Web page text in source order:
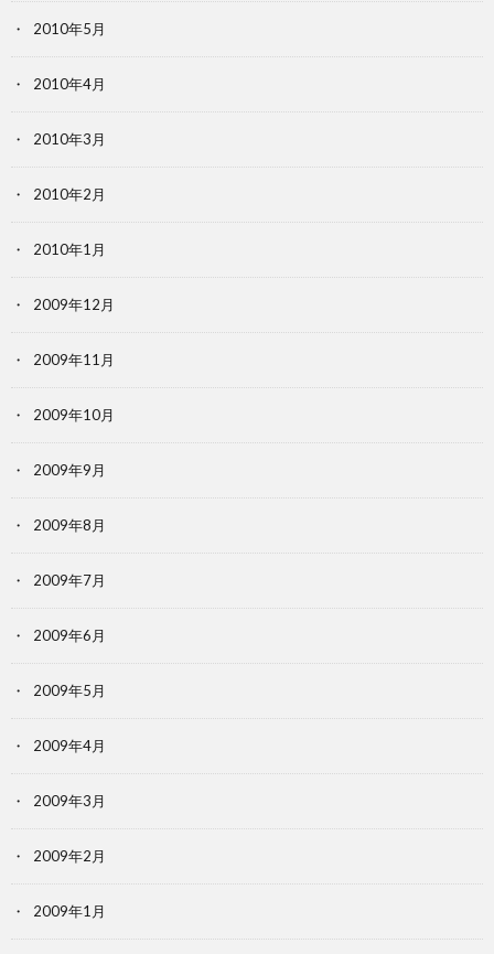
2010年5月
2010年4月
2010年3月
2010年2月
2010年1月
2009年12月
2009年11月
2009年10月
2009年9月
2009年8月
2009年7月
2009年6月
2009年5月
2009年4月
2009年3月
2009年2月
2009年1月